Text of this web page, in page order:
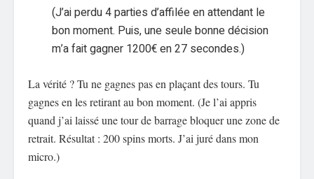
(J’ai perdu 4 parties d’affilée en attendant le
bon moment. Puis, une seule bonne décision
m’a fait gagner 1200€ en 27 secondes.)
La vérité ? Tu ne gagnes pas en plaçant des tours. Tu
gagnes en les retirant au bon moment. (Je l’ai appris
quand j’ai laissé une tour de barrage bloquer une zone de
retrait. Résultat : 200 spins morts. J’ai juré dans mon
micro.)